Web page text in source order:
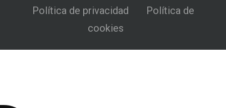
Política de privacidad
Política de
cookies